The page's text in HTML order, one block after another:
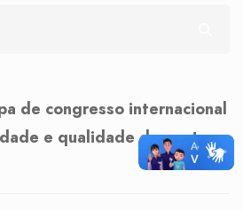
de congresso internacional
e qualidade do gasto